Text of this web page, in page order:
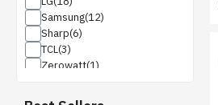
Samsung
Sharp
TCL
Zerowatt